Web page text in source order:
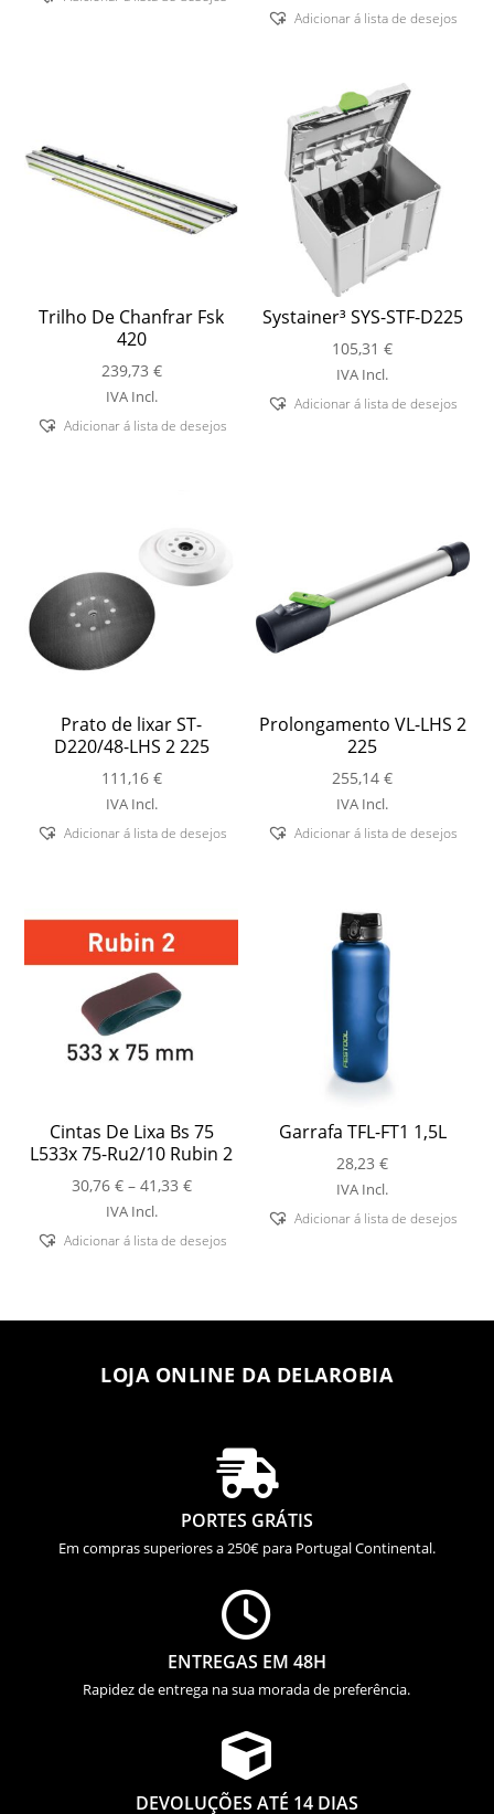
Adicionar á lista de desejos
Trilho De Chanfrar Fsk
420
239,73 €
IVA Incl.
Adicionar á lista de desejos
Systainer³ SYS-STF-D225
105,31€
IVA Incl.
Adicionar á lista de desejos
Prato de lixar ST-
D220/48-LHS 2 225
111,16 €
IVA Incl.
Adicionar á lista de desejos
Prolongamento VL-LHS 2
225
255,14€
IVA Incl.
Adicionar á lista de desejos
Cintas De Lixa Bs 75
L533x 75-Ru2/10 Rubin 2
30,76 € – 41,33 €Price
through
IVA Incl.
Adicionar á lista de desejos
Garrafa TFL-FT1 1,5L
28,23€
IVA Incl.
Adicionar á lista de desejos
LOJA ONLINE DA DELAROBIA

PORTES GRÁTIS
Em compras superiores a 250€ para Portugal Continental.

ENTREGAS EM 48H
Rapidez de entrega na sua morada de preferência.

DEVOLUÇÕES ATÉ 14 DIAS